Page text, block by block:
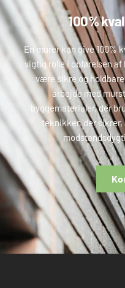
100%
En murer kan give 100%
vigtig rolle i opførelsen
være sikre og
arbejde med
byggematerialer, der
teknikker, der sikrer,